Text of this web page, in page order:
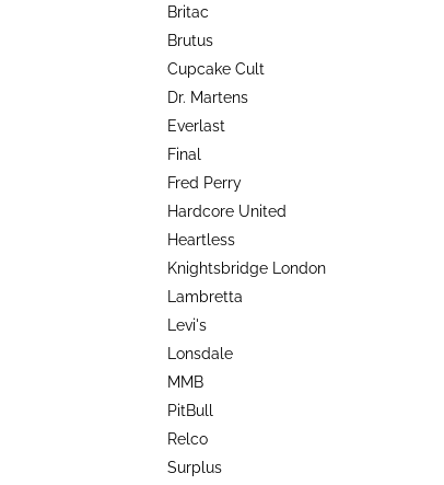
Britac
Brutus
Cupcake Cult
Dr. Martens
Everlast
Final
Fred Perry
Hardcore United
Heartless
Knightsbridge London
Lambretta
Levi's
Lonsdale
MMB
PitBull
Relco
Surplus
TRIKO COCKNEY REJECT - OXBLOOD
499 Kč